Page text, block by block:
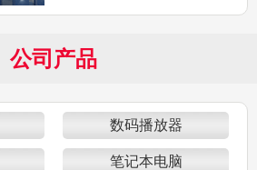
公司产品
数码播放器
笔记本电脑